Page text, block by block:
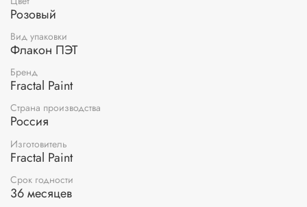
насыщенные цвета. Сухие краски подходят для
бумаге.
Применение: очистите поверхность от грязи и пыли. Затем
нанесите сухую краску на влажную поверхность с
помощью сухой кисти, либо нанесите порошок на сухую
поверхность, после чего смочите водой.
Розовый
Вид упаковки
Флакон ПЭТ
Бренд
Fractal Paint
Страна производства
Россия
Изготовитель
Fractal Paint
Срок годности
36 месяцев